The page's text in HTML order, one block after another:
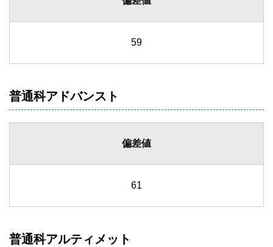
59
普通科アドバンスト
偏差値
61
普通科アルティメット